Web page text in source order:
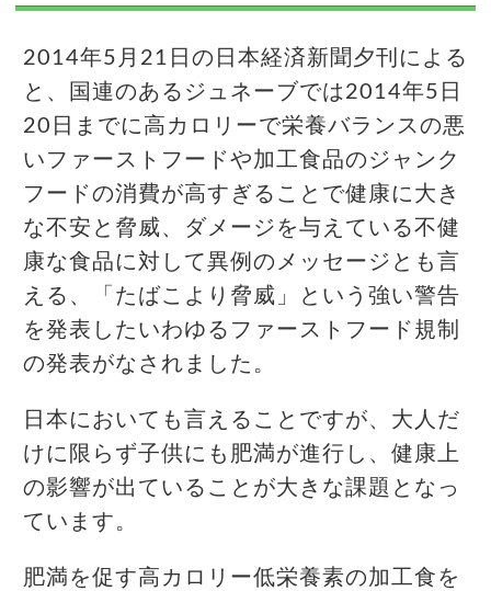
2014年5月21日の日本経済新聞夕刊による
と、国連のあるジュネーブでは2014年5日
20日までに高カロリーで栄養バランスの悪
いファーストフードや加工食品のジャンク
フードの消費が高すぎることで健康に大き
な不安と脅威、ダメージを与えている不健
康な食品に対して異例のメッセージとも言
える、「たばこより脅威」という強い警告
を発表したいわゆるファーストフード規制
の発表がなされました。
日本においても言えることですが、大人だ
けに限らず子供にも肥満が進行し、健康上
の影響が出ていることが大きな課題となっ
ています。
肥満を促す高カロリー低栄養素の加工食を